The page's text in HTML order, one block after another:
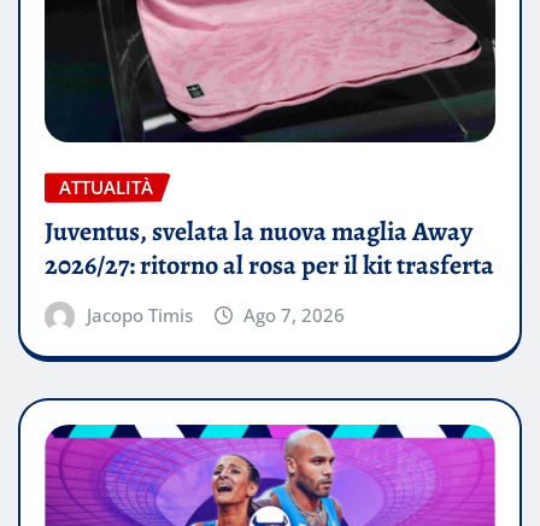
ATTUALITÀ
Juventus, svelata la nuova maglia Away
2026/27: ritorno al rosa per il kit trasferta
Jacopo Timis Ago 7, 2026